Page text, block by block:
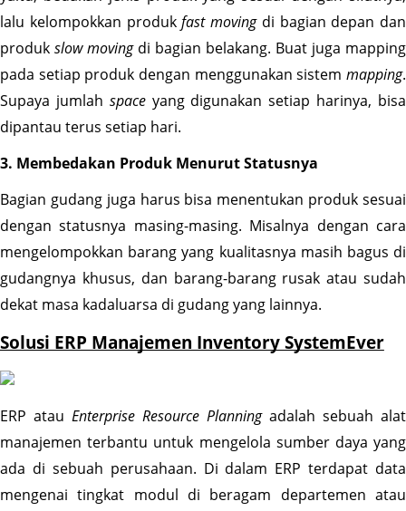
lalu kelompokkan produk fast moving di bagian depan dan
produk slow moving di bagian belakang. Buat juga mapping
pada setiap produk dengan menggunakan sistem mapping.
Supaya jumlah space yang digunakan setiap harinya, bisa
dipantau terus setiap hari.
3. Membedakan Produk Menurut Statusnya
Bagian gudang juga harus bisa menentukan produk sesuai
dengan statusnya masing-masing. Misalnya dengan cara
mengelompokkan barang yang kualitasnya masih bagus di
gudangnya khusus, dan barang-barang rusak atau sudah
dekat masa kadaluarsa di gudang yang lainnya.
Solusi ERP Manajemen Inventory SystemEver
ERP atau Enterprise Resource Planning adalah sebuah alat
manajemen terbantu untuk mengelola sumber daya yang
ada di sebuah perusahaan. Di dalam ERP terdapat data
mengenai tingkat modul di beragam departemen atau